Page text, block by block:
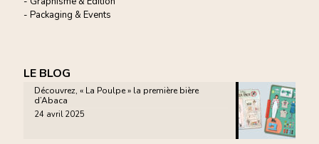
- Packaging & Events
LE BLOG
Découvrez, « La Poulpe » la première bière
d’Abaca
24 avril 2025